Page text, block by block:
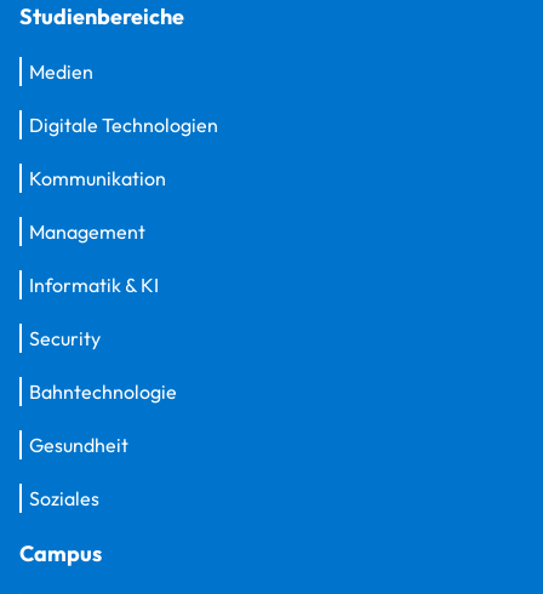
Studienbereiche
Medien
Digitale Technologien
Kommunikation
Management
Informatik & KI
Security
Bahntechnologie
Gesundheit
Soziales
Campus